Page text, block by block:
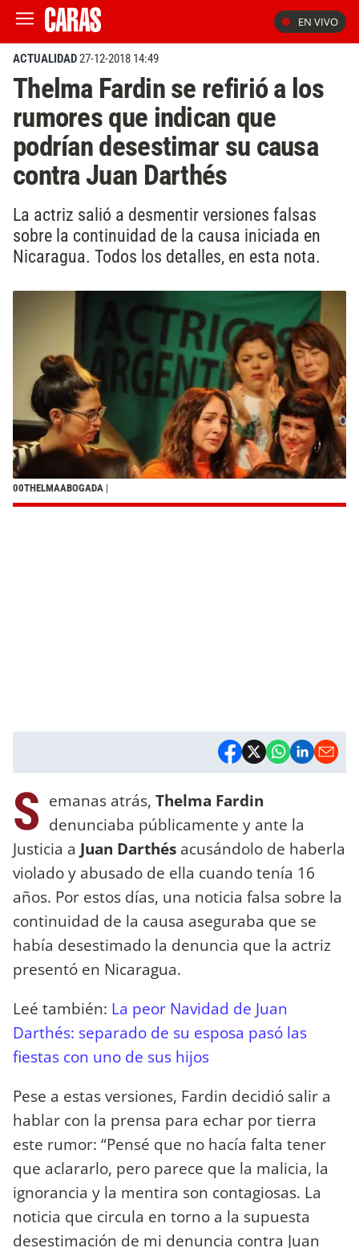
EN VIVO
ACTUALIDAD27-12-2018 14:49
Thelma Fardin se refirió a los
rumores que indican que
podrían desestimar su causa
contra Juan Darthés
La actriz salió a desmentir versiones falsas
sobre la continuidad de la causa iniciada en
Nicaragua. Todos los detalles, en esta nota.
00THELMAABOGADA |
S emanas atrás, Thelma Fardin
denunciaba públicamente y ante la
Justicia a Juan Darthés acusándolo de haberla
violado y abusado de ella cuando tenía 16
años. Por estos días, una noticia falsa sobre la
continuidad de la causa aseguraba que se
había desestimado la denuncia que la actriz
presentó en Nicaragua.
Leé también: La peor Navidad de Juan
Darthés: separado de su esposa pasó las
fiestas con uno de sus hijos
Pese a estas versiones, Fardin decidió salir a
hablar con la prensa para echar por tierra
este rumor: “Pensé que no hacía falta tener
que aclararlo, pero parece que la malicia, la
ignorancia y la mentira son contagiosas. La
noticia que circula en torno a la supuesta
desestimación de mi denuncia contra Juan